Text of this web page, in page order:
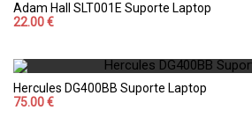
Adam Hall SLT001E Suporte Laptop
22.00 €
Hercules DG400BB Suporte Laptop
75.00 €